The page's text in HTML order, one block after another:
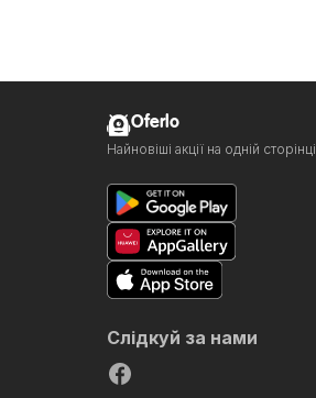
Oferlo
Найновіші акції на одній сторінці
Слідкуй за нами